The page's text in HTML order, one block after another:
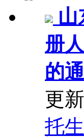
山
册
的
更
托